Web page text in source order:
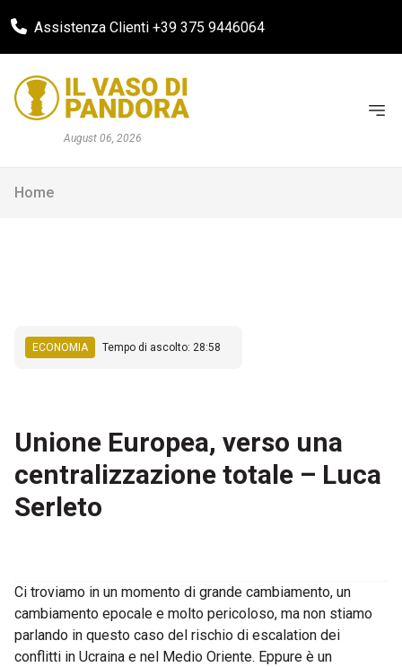
Assistenza Clienti +39 375 9446064
August 06, 2026
Home
ECONOMIA Tempo di ascolto: 28:58
Unione Europea, verso una
centralizzazione totale – Luca
Serleto
Ci troviamo in un momento di grande cambiamento, un
cambiamento epocale e molto pericoloso, ma non stiamo
parlando in questo caso del rischio di escalation dei
conflitti in Ucraina e nel Medio Oriente. Eppure è un